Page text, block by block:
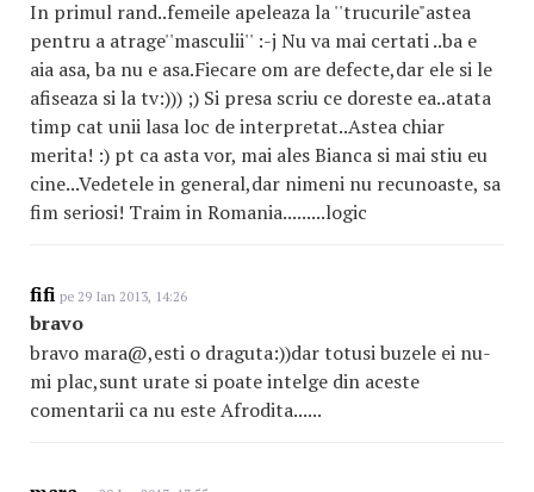
In primul rand..femeile apeleaza la ''trucurile"astea
pentru a atrage''masculii'' :-j Nu va mai certati ..ba e
aia asa, ba nu e asa.Fiecare om are defecte,dar ele si le
afiseaza si la tv:))) ;) Si presa scriu ce doreste ea..atata
timp cat unii lasa loc de interpretat..Astea chiar
merita! :) pt ca asta vor, mai ales Bianca si mai stiu eu
cine...Vedetele in general,dar nimeni nu recunoaste, sa
fim seriosi! Traim in Romania.........logic
fifi pe 29 Ian 2013, 14:26
bravo
bravo mara@,esti o draguta:))dar totusi buzele ei nu-
mi plac,sunt urate si poate intelge din aceste
comentarii ca nu este Afrodita......